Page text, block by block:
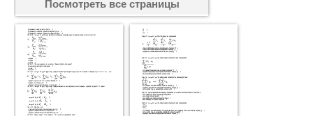
Посмотреть все страницы